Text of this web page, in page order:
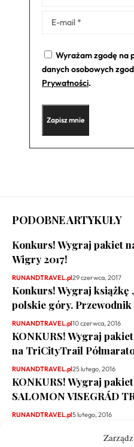
Wyrażam zgodę na
danych osobowych
Prywatności.
PODOBNE ARTYKUŁY
Konkurs! Wygraj pakiet
Wigry 2017!
RUNANDTRAVEL.pl29 czerwca, 2017
Konkurs! Wygraj książkę
polskie góry. Przewodnik
RUNANDTRAVEL.pl10 czerwca, 2016
KONKURS! Wygraj
na TriCityTrail
RUNANDTRAVEL.pl25 lutego, 2016
KONKURS! Wygraj
SALOMON VISEGRÁD
RUNANDTRAVEL.pl5 lutego, 2016